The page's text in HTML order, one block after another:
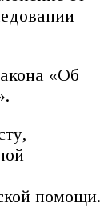
«Об
помощи.